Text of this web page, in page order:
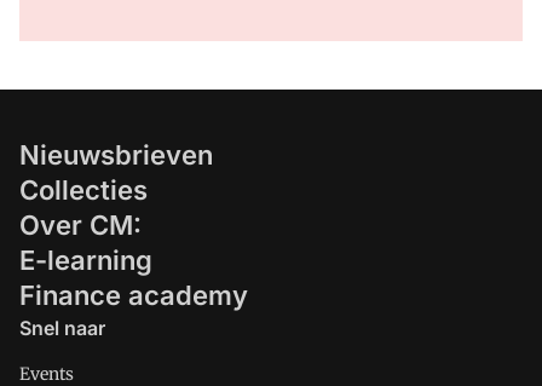
Nieuwsbrieven
Collecties
Over CM:
E-learning
Finance academy
Snel naar
Events